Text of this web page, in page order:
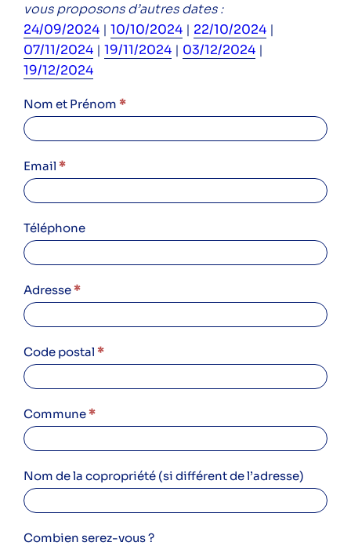
Suivez-nous sur les réseaux pour ne rien
râter !
Instagram
Espace particuliers
vous proposons d’autres dates :
24/09/2024 | 10/10/2024 | 22/10/2024 |
07/11/2024 | 19/11/2024 | 03/12/2024 |
19/12/2024
12/09/2024
à
17h45
–
Inscription
réunion
info
réno
copro
Nom et Prénom *
Email *
Téléphone
Adresse*
Code postal *
Commune*
Nom de la copropriété (si différent de l’adresse)
Combien serez-vous ?